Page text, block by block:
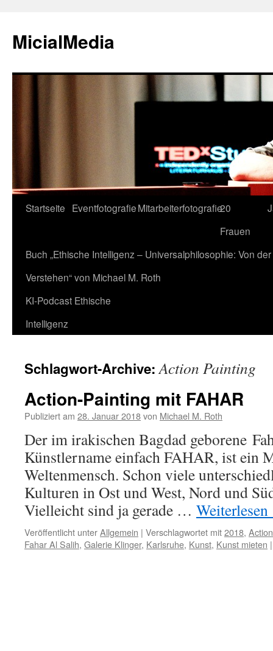
MicialMedia
Zum
springen
Startseite EventfotografieMitarbeiterfotografie20
Frauen
Buch „Ethische Intelligenz – Universalphilosophie: Von
Verstehen“ von Michael M. Roth
KI-Podcast Ethische
Intelligenz
Schlagwort-Archive:Action Painting
Action-Painting mit FAHAR
Publiziert am 28. Januar 2018von Michael M. Roth
Der im irakischen Bagdad geborene
Künstlername einfach FAHAR, ist ein
Weltenmensch. Schon viele
Kulturen in Ost und West, Nord und
Vielleicht sind ja gerade … Weiterlesen
Veröffentlicht unterAllgemein | Verschlagwortet mit2018,
Fahar Al Salih, Galerie Klinger, Karlsruhe, Kunst, Kunst mieten |